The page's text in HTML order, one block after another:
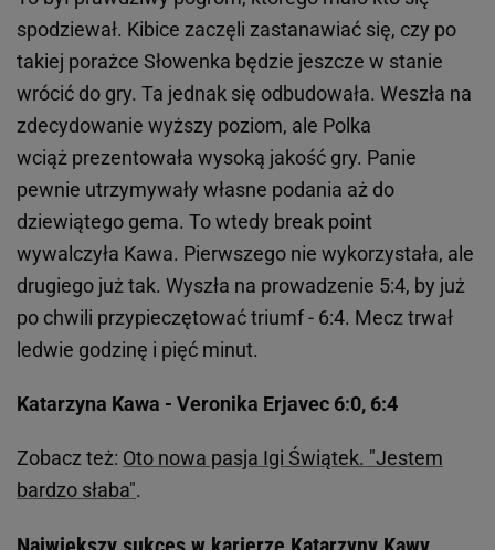
spodziewał. Kibice zaczęli zastanawiać się, czy po
takiej porażce Słowenka będzie jeszcze w stanie
wrócić do gry. Ta jednak się odbudowała. Weszła na
zdecydowanie wyższy poziom, ale Polka
wciąż prezentowała wysoką jakość gry. Panie
pewnie utrzymywały własne podania aż do
dziewiątego gema. To wtedy break point
wywalczyła Kawa. Pierwszego nie wykorzystała, ale
drugiego już tak. Wyszła na prowadzenie 5:4, by już
po chwili przypieczętować triumf - 6:4. Mecz trwał
ledwie godzinę i pięć minut.
Katarzyna Kawa - Veronika Erjavec 6:0, 6:4
Zobacz też: Oto nowa pasja Igi Świątek. "Jestem
bardzo słaba".